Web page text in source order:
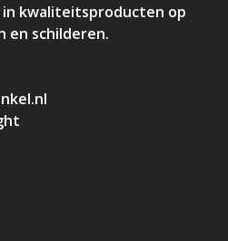
in kwaliteitsproducten op
en schilderen.